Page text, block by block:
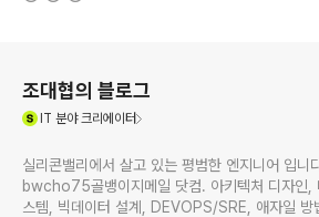
조대협의 블로그
IT 분야 크리에이터
실리콘밸리에서 살고 있는 평범한 엔지니어 입니
bwcho75골뱅이지메일 닷컴. 아키텍처 디자인,
스템, 빅데이터 설계, DEVOPS/SRE, 애자일 방